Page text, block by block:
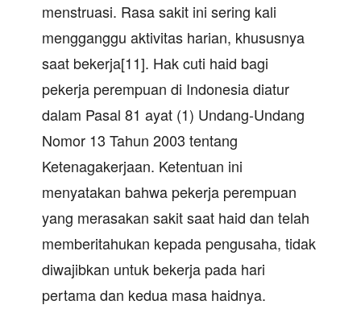
menstruasi. Rasa sakit ini sering kali
mengganggu aktivitas harian, khususnya
saat bekerja[11]. Hak cuti haid bagi
pekerja perempuan di Indonesia diatur
dalam Pasal 81 ayat (1) Undang-Undang
Nomor 13 Tahun 2003 tentang
Ketenagakerjaan. Ketentuan ini
menyatakan bahwa pekerja perempuan
yang merasakan sakit saat haid dan telah
memberitahukan kepada pengusaha, tidak
diwajibkan untuk bekerja pada hari
pertama dan kedua masa haidnya.